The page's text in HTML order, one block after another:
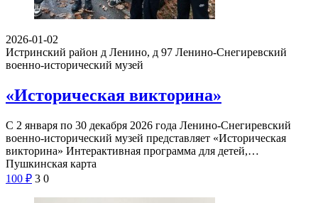
2026-01-02
Истринский район д Ленино, д 97 Ленино-Снегиревский
военно-исторический музей
«Историческая викторина»
С 2 января по 30 декабря 2026 года Ленино-Снегиревский
военно-исторический музей представляет «Историческая
викторина» Интерактивная программа для детей,…
Пушкинская карта
100 ₽ 3 0